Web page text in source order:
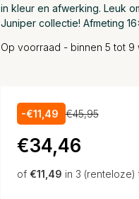
in kleur en afwerking. Leuk
Juniper collectie! Afmeting
Op voorraad - binnen 5 tot
-€11,49 €45,95
€34,46
of €11,49 in 3 (renteloze)